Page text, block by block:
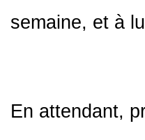
semaine, et à
En attendant,